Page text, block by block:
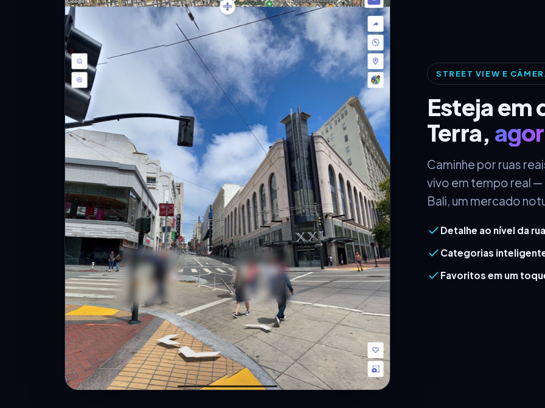
STREET VIEW E
Esteja em
Terra,
Caminhe por ruas
vivo em tempo real —
Bali, um mercado
Detalhe ao nível da rua
Categorias
Favoritos em um